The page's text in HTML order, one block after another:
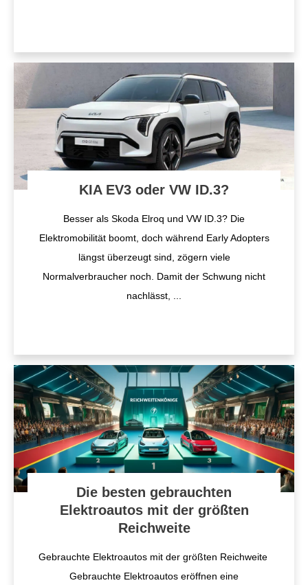
KIA EV3 oder VW ID.3?
Besser als Skoda Elroq und VW ID.3? Die
Elektromobilität boomt, doch während Early Adopters
längst überzeugt sind, zögern viele
Normalverbraucher noch. Damit der Schwung nicht
nachlässt,
Die besten gebrauchten
Elektroautos mit der größten
Reichweite
Gebrauchte Elektroautos mit der größten Reichweite
Gebrauchte Elektroautos eröffnen eine